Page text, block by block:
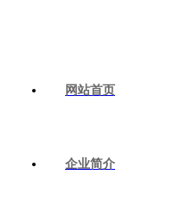
网站首页
企业简介